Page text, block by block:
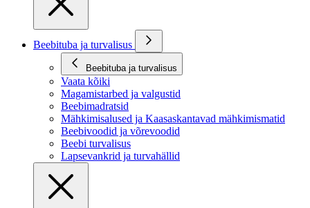
Beebituba ja turvalisus
Beebituba ja turvalisus
Vaata kõiki
Magamistarbed ja valgustid
Beebimadratsid
Mähkimisalused ja Kaasaskantavad mähkimismatid
Beebivoodid ja võrevoodid
Beebi turvalisus
Lapsevankrid ja turvahällid